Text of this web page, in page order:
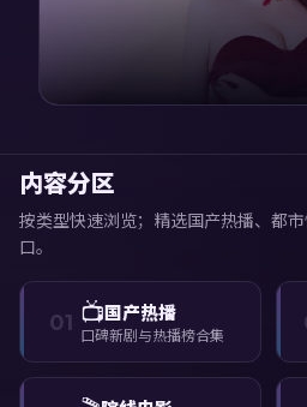
内容分区
按类型快速浏览；精选国产热播、都
口。
01 📺国产热播
口碑新剧与热播榜合集